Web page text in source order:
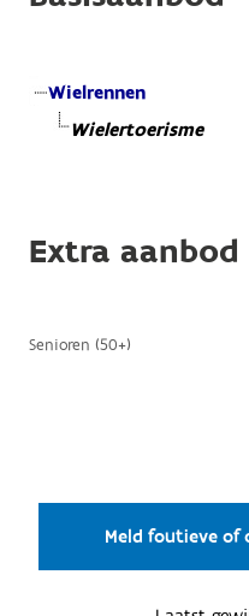
Wielrennen
Wielertoerisme
Extra aanbod
Senioren (50+)
Meld foutieve of